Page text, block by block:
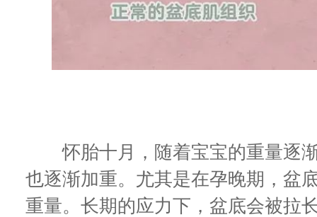
怀胎十月，随着宝宝的重量逐渐
也逐渐加重。尤其是在孕晚期，盆
重量。长期的应力下，盆底会被拉